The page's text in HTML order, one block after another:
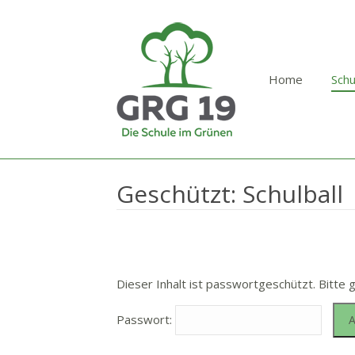
Home
Geschützt: Schulball
Dieser Inhalt ist passwortgeschützt. Bitte
Passwort: